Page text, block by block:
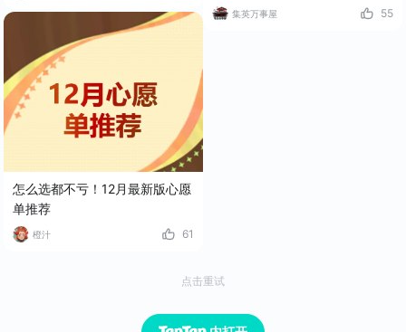
怎么选都不亏！12月最新版心愿
单推荐
橙汁 61
集英万事屋 55
点击重试